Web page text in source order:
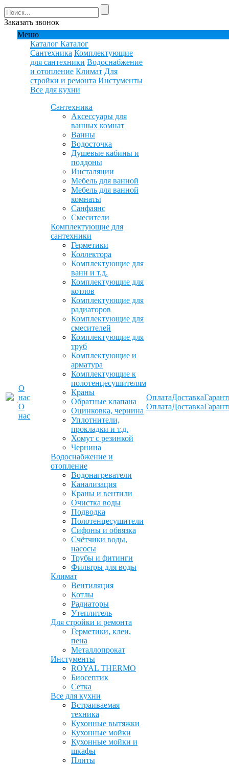
Заказать звонок
Меню
О
нас
О
нас
Каталог Каталог
Сантехника Комплектующие
для сантехники Водоснабжение
и отопление Климат Для
стройки и ремонта Инстументы
Все для кухни
Сантехника
Аксессуары для
ванных комнат
Ванны
Водосточка
Душевые кабины и
поддоны
Инсталяции
Мебель для ванной
Мебель для ванной
комнаты
Санфаянс
Смесители
Комплектующие для
сантехники
Герметики
Коллектора
Комплектующие для
ванн и т.д.
Комплектующие для
котлов
Комплектующие для
радиаторов
Комплектующие для
смесителей
Комплектующие для
труб
Комплектующие и
арматура
Комплектующие к
полотенцесушителям
Краны
Обратные клапана
Оцинковка, чернина
Уплотнители,
прокладки и т.д.
Хомут с резинкой
Чернина
Водоснабжение и
отопление
Водонагреватели
Канализация
Краны и вентили
Очистка воды
Подводка
Полотенцесушители
Сифоны и обвязка
Счётчики воды,
насосы
Трубы и фитинги
Фильтры для воды
Климат
Вентиляция
Котлы
Радиаторы
Утеплитель
Для стройки и ремонта
Герметики, клеи,
пена
Металлопрокат
Инстументы
ROYAL THERMO
Биосептик
Сетка
Все для кухни
Встраиваемая
техника
Кухонные вытяжки
Кухонные мойки
Кухонные мойки и
шкафы
Плиты
Оплата
Оплата
Доставка
Доставка